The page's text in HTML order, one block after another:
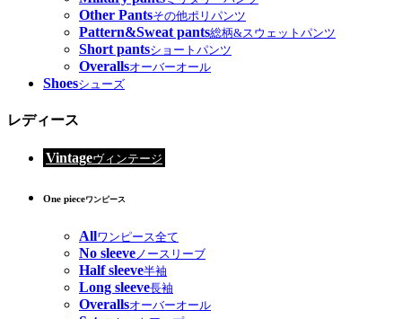
Other Pantsその他ポリパンツ
Pattern&Sweat pants総柄&スウェットパンツ
Short pantsショートパンツ
Overallsオーバーオール
Shoesシューズ
レディース
Vintageヴィンテージ
One pieceワンピース
Allワンピース全て
No sleeve ノースリーブ
Half sleeve半袖
Long sleeve長袖
Overallsオーバーオール